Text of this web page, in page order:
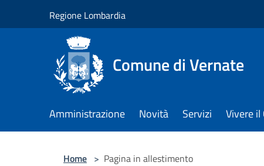
Regione Lombardia
Comune di Vernate
Amministrazione Novità Servizi Vivere
Home > Pagina in allestimento